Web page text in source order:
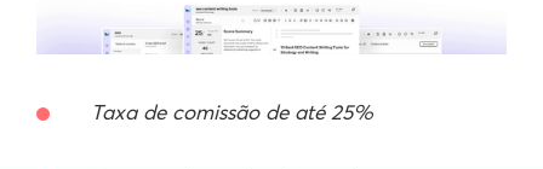
Taxa de comissão de até 25%